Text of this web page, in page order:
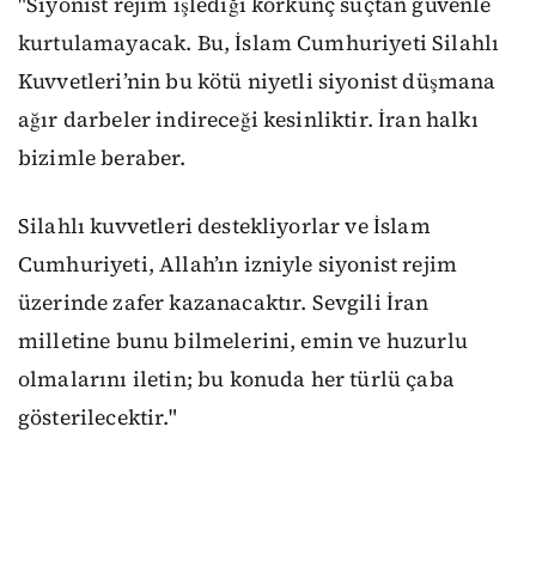
kurtulamayacak. Bu, İslam Cumhuriyeti Silahlı
Kuvvetleri’nin bu kötü niyetli siyonist düşmana
ağır darbeler indireceği kesinliktir. İran halkı
bizimle beraber.
Silahlı kuvvetleri destekliyorlar ve İslam
Cumhuriyeti, Allah’ın izniyle siyonist rejim
üzerinde zafer kazanacaktır. Sevgili İran
milletine bunu bilmelerini, emin ve huzurlu
olmalarını iletin; bu konuda her türlü çaba
gösterilecektir."